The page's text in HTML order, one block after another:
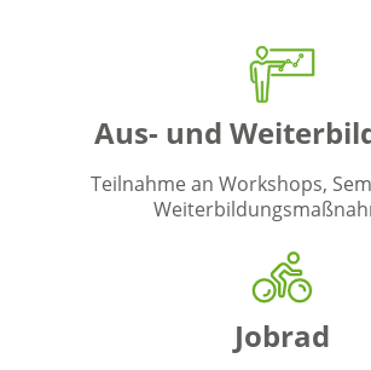
Aus- und
Teilnahme an Workshops,
Jobrad